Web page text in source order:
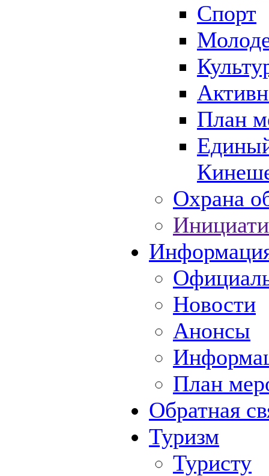
Спорт
План
Охрана
Новости
Анонсы
План
Обратная
Туризм
Туристу